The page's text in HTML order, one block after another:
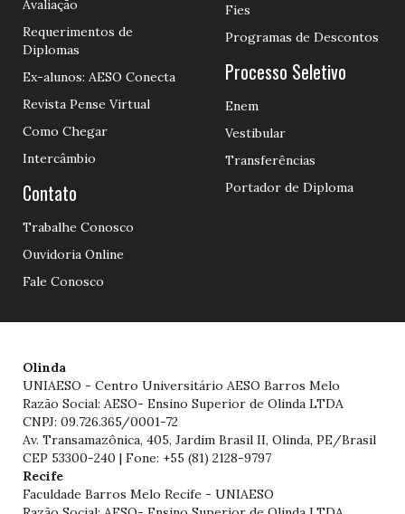
Avaliação
Requerimentos de
Diplomas
Ex-alunos: AESO Conecta
Revista Pense Virtual
Como Chegar
Intercâmbio
Contato
Trabalhe Conosco
Ouvidoria Online
Fale Conosco
Fies
Programas de Descontos
Processo Seletivo
Enem
Vestibular
Transferências
Portador de Diploma
Olinda
UNIAESO - Centro Universitário AESO Barros Melo
Razão Social: AESO- Ensino Superior de Olinda LTDA
CNPJ: 09.726.365/0001-72
Av. Transamazônica, 405, Jardim Brasil II, Olinda, PE/Brasil
CEP 53300-240 | Fone: +55 (81) 2128-9797
Recife
Faculdade Barros Melo Recife - UNIAESO